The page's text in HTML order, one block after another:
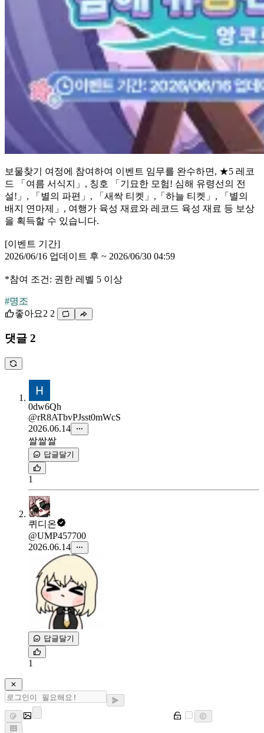
보물찾기 여정에 참여하여 이벤트 임무를 완수하면, ★5 레코
드 「여름 서식지」, 칭호 「기묘한 모험! 심해 유령선의 전
설!」, 「별의 파편」, 「새싹 티켓」,「하늘 티켓」, 「별의
배지 연마제」, 여행가 육성 재료와 레코드 육성 재료 등 보상
을 획득할 수 있습니다.
[이벤트 기간]
2026/06/16 업데이트 후 ~ 2026/06/30 04:59
*참여 조건: 권한 레벨 5 이상
#명조
좋아요2 2
댓글 2
0dw6Qh
@rR8ATbvPJsst0mWcS
2026.06.14
쌀쌀쌀
답글달기
1
퀴디온
@UMP457700
2026.06.14
답글달기
1